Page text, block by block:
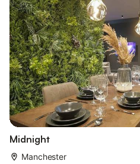
Midnight
Manchester